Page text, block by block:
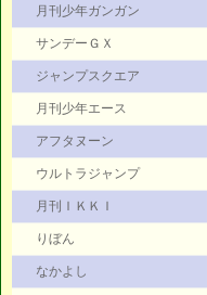
月刊少年ガンガン
サンデーＧＸ
ジャンプスクエア
月刊少年エース
アフタヌーン
ウルトラジャンプ
月刊ＩＫＫＩ
りぼん
なかよし